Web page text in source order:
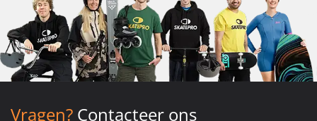
Vragen? Contacteer ons